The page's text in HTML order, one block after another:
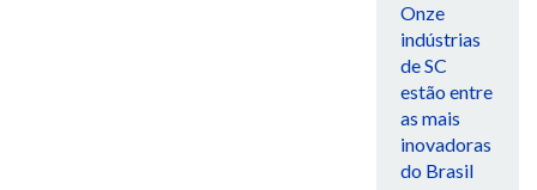
Onze
indústrias
de SC
estão entre
as mais
inovadoras
do Brasil